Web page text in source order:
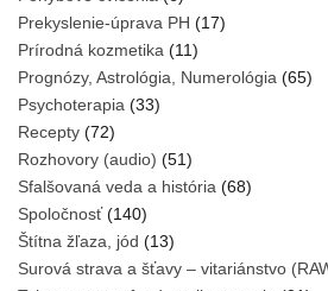
Prekyslenie-úprava PH (17)
Prírodná kozmetika (11)
Prognózy, Astrológia, Numerológia (65)
Psychoterapia (33)
Recepty (72)
Rozhovory (audio) (51)
Sfalšovaná veda a história (68)
Spoločnosť(140)
Štítna žľaza, jód (13)
Surová strava a šťavy – vitariánstvo